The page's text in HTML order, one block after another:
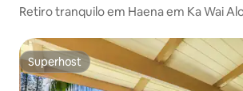
Retiro tranquilo em Haena em Ka Wai
Superhost
Superhost